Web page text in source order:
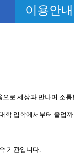
이용안내
로 세상과 만나며 소
학 입학에서부터 졸업
기관입니다.